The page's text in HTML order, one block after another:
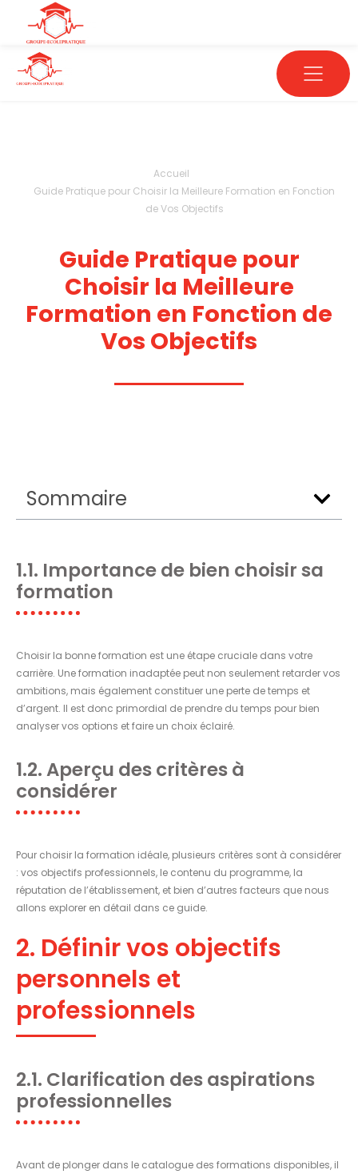
Accueil
Guide Pratique pour Choisir la Meilleure Formation en Fonction
de Vos Objectifs
Guide Pratique pour
Choisir la Meilleure
Formation en Fonction de
Vos Objectifs
Sommaire
1.1. Importance de bien choisir sa
formation
Choisir la bonne formation est une étape cruciale dans votre
carrière. Une formation inadaptée peut non seulement retarder vos
ambitions, mais également constituer une perte de temps et
d’argent. Il est donc primordial de prendre du temps pour bien
analyser vos options et faire un choix éclairé.
1.2. Aperçu des critères à
considérer
Pour choisir la formation idéale, plusieurs critères sont à considérer
: vos objectifs professionnels, le contenu du programme, la
réputation de l’établissement, et bien d’autres facteurs que nous
allons explorer en détail dans ce guide.
2. Définir vos objectifs
personnels et
professionnels
2.1. Clarification des aspirations
professionnelles
Avant de plonger dans le catalogue des formations disponibles, il